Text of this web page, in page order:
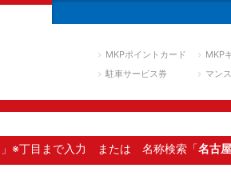
MKPポイントカード
MKP
駐車サービス券
マン
」※丁目まで入力 または 名称検索「名古